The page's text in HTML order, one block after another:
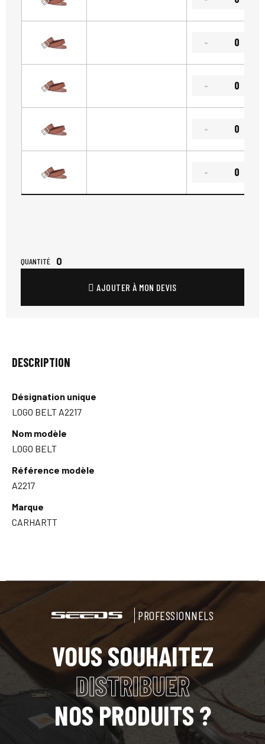
QUANTITÉ 0
AJOUTER À MON DEVIS
DESCRIPTION
Désignation unique
LOGO BELT A2217
Nom modèle
LOGO BELT
Référence modèle
A2217
Marque
CARHARTT
PROFESSIONNELS
VOUS SOUHAITEZ
DISTRIBUER
NOS PRODUITS ?